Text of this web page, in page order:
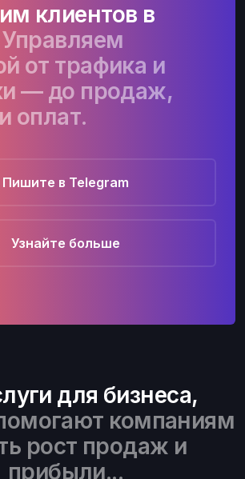
клиентов в
Управляем
от трафика и
— до продаж,
оплат.
Пишите в Telegram
Узнайте больше
для бизнеса,
компаниям
рост продаж и
прибыли...